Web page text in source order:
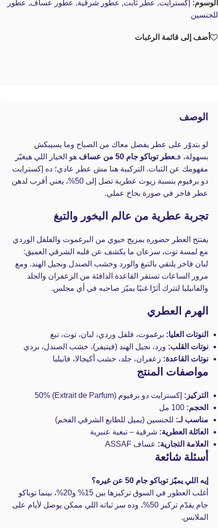
الوسوم: إكسترايت, عطر ثابت, عطور شرقية, عطور عساف, عطور
للجنسين
أضف إلى قائمة الرغبات
الوصف
لو بتدوّر على عطر يفضل معاك من الصباح وما يسيبكش
بسهولة، فـعطر توباكو جام 50 من عساف
هو الخيار اللي هيغيّر
مفهومك عن الثبات. التركيبة هنا مش عطر عادي؛ ده إكسترايت
دو برفيوم بنسبة زيوت عطرية تصل إلى 50%، يعني أقرب لدهن
عطر فاخر في صورة بخاخ عملي.
تجربة عطرية من عالم البخور والتبغ
يفتتح العطر حضوره بمزيج حيوي من البرغموت والفلفل الوردي
مع لمسة توت، سرعان ما يكشف عن قلبه الشرقي العميق:
لبان فاخر يلتقي بالتبغ والورد وخشب الصندل ونجيل الهند. ومع
مرور الساعات تستقر القاعدة الدافئة من الزعفران والجلد
والفانيليا لتترك أثرًا غنيًا يميّز صاحبه في أي مجلس.
الهرم العطري
النوتات العليا: برغموت، فلفل وردي، لبان، توت، تبغ
نوتات القلب: ورد، نجيل الهند (فيتيفر)، خشب الصندل، بردي
نوتات القاعدة: زعفران، جلد، خشب أكيجالا، فانيليا
مواصفات المنتج
التركيز: إكسترايت دو برفيوم (Extrait de Parfum) 50%
الحجم:
مناسب لـ: للجنسين (يميل للطابع الشرقي الفخم)
العائلة العطرية: شرقية – تبغية عنبرية
العلامة التجارية: عساف ASSAF
أسئلة شائعة
إيه اللي يميّز توباكو جام 50 عن غيره؟
أغلب العطور في السوق تركيزها بين 15% و20%، بينما توباكو
جام يقدّم تركيز 50%، وده سر ثباته اللي ممكن يوصل لأيام على
الملابس.